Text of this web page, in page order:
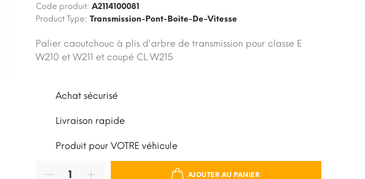
Code produit: A2114100081
Product Type: Transmission-Pont-Boite-De-Vitesse
Palier caoutchouc à plis d'arbre de transmission pour classe E
W210 et W211 et coupé CL W215
Achat sécurisé
Livraison rapide
Produit pour VOTRE véhicule
AJOUTER AU PANIER